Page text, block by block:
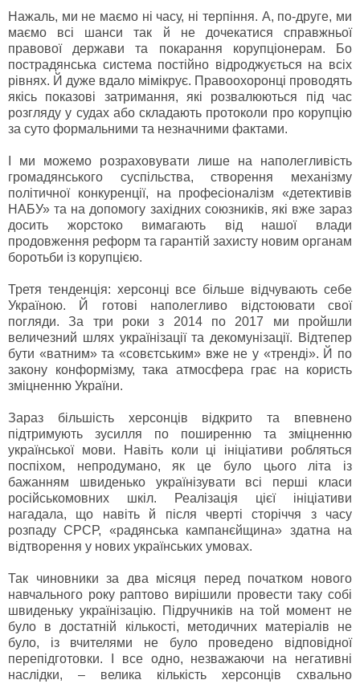
Нажаль, ми не маємо ні часу, ні терпіння. А, по-друге, ми
маємо всі шанси так й не дочекатися справжньої
правової держави та покарання корупціонерам. Бо
пострадянська система постійно відроджується на всіх
рівнях. Й дуже вдало мімікрує. Правоохоронці проводять
якісь показові затримання, які розвалюються під час
розгляду у судах або складають протоколи про корупцію
за суто формальними та незначними фактами.
І ми можемо розраховувати лише на наполегливість
громадянського суспільства, створення механізму
політичної конкуренції, на професіоналізм «детективів
НАБУ» та на допомогу західних союзників, які вже зараз
досить жорстоко вимагають від нашої влади
продовження реформ та гарантій захисту новим органам
боротьби із корупцією.
Третя тенденція: херсонці все більше відчувають себе
Україною. Й готові наполегливо відстоювати свої
погляди. За три роки з 2014 по 2017 ми пройшли
величезний шлях українізації та декомунізації. Відтепер
бути «ватним» та «совєтським» вже не у «тренді». Й по
закону конформізму, така атмосфера грає на користь
зміцненню України.
Зараз більшість херсонців відкрито та впевнено
підтримують зусилля по поширенню та зміцненню
української мови. Навіть коли ці ініціативи робляться
поспіхом, непродумано, як це було цього літа із
бажанням швиденько українізувати всі перші класи
російськомовних шкіл. Реалізація цієї ініціативи
нагадала, що навіть й після чверті сторіччя з часу
розпаду СРСР, «радянська кампанєйщина» здатна на
відтворення у нових українських умовах.
Так чиновники за два місяця перед початком нового
навчального року раптово вирішили провести таку собі
швиденьку українізацію. Підручників на той момент не
було в достатній кількості, методичних матеріалів не
було, із вчителями не було проведено відповідної
перепідготовки. І все одно, незважаючи на негативні
наслідки, – велика кількість херсонців схвально